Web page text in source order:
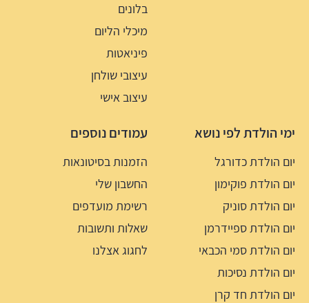
בלונים
מיכלי הליום
פיניאטות
עיצובי שולחן
עיצוב אישי
ימי הולדת לפי נושא
יום הולדת כדורגל
יום הולדת פוקימון
יום הולדת סוניק
יום הולדת ספיידרמן
יום הולדת סמי הכבאי
יום הולדת נסיכות
יום הולדת חד קרן
עמודים נוספים
הזמנות בסיטונאות
החשבון שלי
רשימת מועדפים
שאלות ותשובות
לחגוג אצלנו